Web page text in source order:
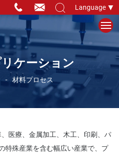
Language
ケーション
材料プロセス
医療、金属加工、木工、印刷、パ
特殊産業を含む幅広い産業で、プ